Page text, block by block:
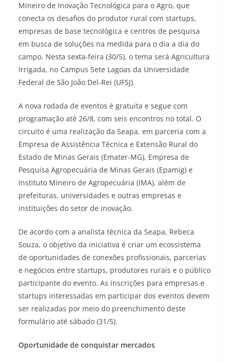
Mineiro de Inovação Tecnológica para o Agro, que
conecta os desafios do produtor rural com startups,
empresas de base tecnológica e centros de pesquisa
em busca de soluções na medida para o dia a dia do
campo. Nesta sexta-feira (30/5), o tema será Agricultura
Irrigada, no Campus Sete Lagoas da Universidade
Federal de São João Del-Rei (UFSJ).
A nova rodada de eventos é gratuita e segue com
programação até 26/8, com seis encontros no total. O
circuito é uma realização da Seapa, em parceria com a
Empresa de Assistência Técnica e Extensão Rural do
Estado de Minas Gerais (Emater-MG), Empresa de
Pesquisa Agropecuária de Minas Gerais (Epamig) e
Instituto Mineiro de Agropecuária (IMA), além de
prefeituras, universidades e outras empresas e
instituições do setor de inovação.
De acordo com a analista técnica da Seapa, Rebeca
Souza, o objetivo da iniciativa é criar um ecossistema
de oportunidades de conexões profissionais, parcerias
e negócios entre startups, produtores rurais e o público
participante do evento. As inscrições para empresas e
startups interessadas em participar dos eventos devem
ser realizadas por meio do preenchimento deste
formulário até sábado (31/5).
Oportunidade de conquistar mercados